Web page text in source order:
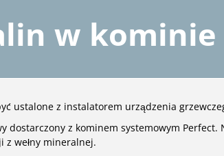
w
ustalone z instalatorem urządzenia
dostarczony z kominem systemowym
wełny mineralnej.